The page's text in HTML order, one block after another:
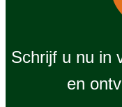
Schrijf u nu in
en